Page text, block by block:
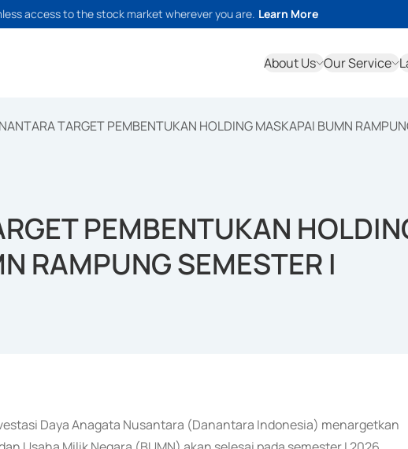
access to the stock market wherever you are. Learn More
About Us Our Service
TARGET PEMBENTUKAN HOLDING MASKAPAI BUMN
PEMBENTUKAN
RAMPUNG SEMESTER I
Daya Anagata Nusantara (Danantara Indonesia) menargetkan